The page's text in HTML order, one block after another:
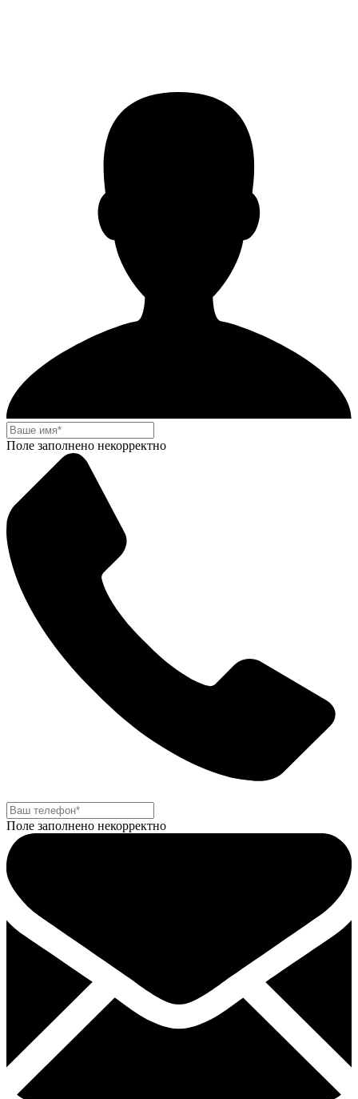
Поле заполнено некорректно
Поле заполнено некорректно